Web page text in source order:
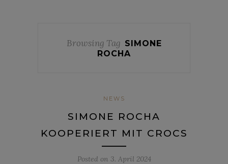
Browsing Tag SIMONE
ROCHA
NEWS
SIMONE ROCHA
KOOPERIERT MIT CROCS
Posted on 3. April 2024